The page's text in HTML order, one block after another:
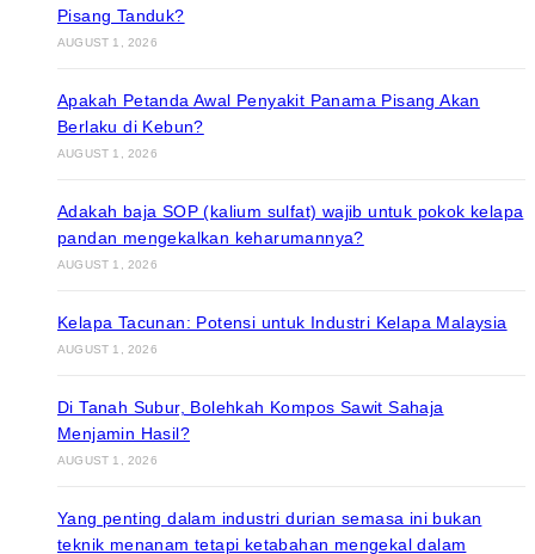
Pisang Tanduk?
AUGUST 1, 2026
Apakah Petanda Awal Penyakit Panama Pisang Akan
Berlaku di Kebun?
AUGUST 1, 2026
Adakah baja SOP (kalium sulfat) wajib untuk pokok kelapa
pandan mengekalkan keharumannya?
AUGUST 1, 2026
Kelapa Tacunan: Potensi untuk Industri Kelapa Malaysia
AUGUST 1, 2026
Di Tanah Subur, Bolehkah Kompos Sawit Sahaja
Menjamin Hasil?
AUGUST 1, 2026
Yang penting dalam industri durian semasa ini bukan
teknik menanam tetapi ketabahan mengekal dalam